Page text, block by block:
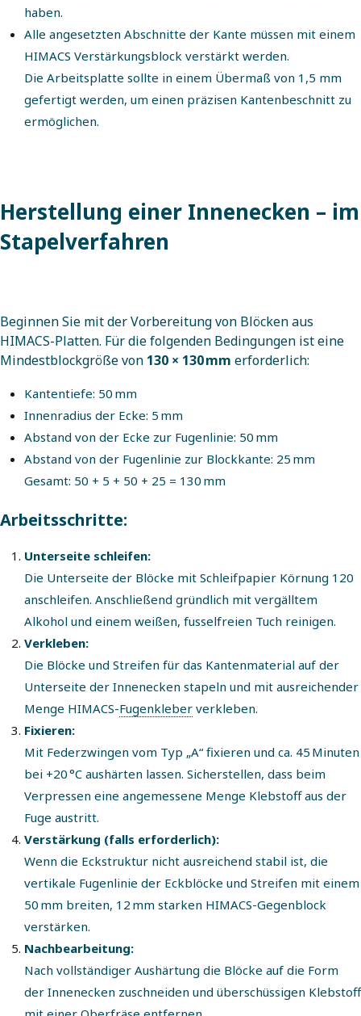
haben.
Alle angesetzten Abschnitte der Kante müssen mit einem
HIMACS Verstärkungsblock verstärkt werden.
Die Arbeitsplatte sollte in einem Übermaß von 1,5 mm
gefertigt werden, um einen präzisen Kantenbeschnitt zu
ermöglichen.
Herstellung einer Innenecken – im
Stapelverfahren
Beginnen Sie mit der Vorbereitung von Blöcken aus
HIMACS-Platten. Für die folgenden Bedingungen ist eine
Mindestblockgröße von 130 × 130 mm erforderlich:
Kantentiefe: 50 mm
Innenradius der Ecke: 5 mm
Abstand von der Ecke zur Fugenlinie: 50 mm
Abstand von der Fugenlinie zur Blockkante: 25 mm
Gesamt: 50 + 5 + 50 + 25 = 130 mm
Arbeitsschritte:
Unterseite schleifen:
Die Unterseite der Blöcke mit Schleifpapier Körnung 120
anschleifen. Anschließend gründlich mit vergälltem
Alkohol und einem weißen, fusselfreien Tuch reinigen.
Verkleben:
Die Blöcke und Streifen für das Kantenmaterial auf der
Unterseite der Innenecken stapeln und mit ausreichender
Menge HIMACS-Fugenkleber verkleben.
Fixieren:
Mit Federzwingen vom Typ „A“ fixieren und ca. 45 Minuten
bei +20 °C aushärten lassen. Sicherstellen, dass beim
Verpressen eine angemessene Menge Klebstoff aus der
Fuge austritt.
Verstärkung (falls erforderlich):
Wenn die Eckstruktur nicht ausreichend stabil ist, die
vertikale Fugenlinie der Eckblöcke und Streifen mit einem
50 mm breiten, 12 mm starken HIMACS-Gegenblock
verstärken.
Nachbearbeitung:
Nach vollständiger Aushärtung die Blöcke auf die Form
der Innenecken zuschneiden und überschüssigen Klebstoff